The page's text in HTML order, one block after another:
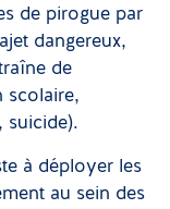
de pirogue par
dangereux,
de
scolaire,
suicide).
à déployer les
au sein des